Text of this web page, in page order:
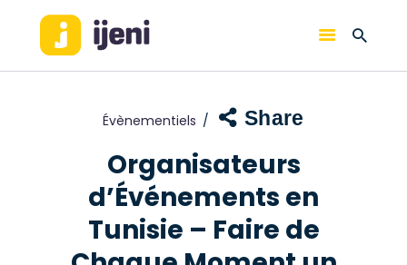
Évènementiels Share
Organisateurs
d’Événements en
Tunisie – Faire de
ACCUEIL
BLOG